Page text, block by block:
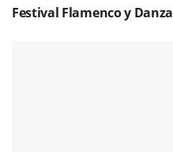
Festival Flamenco y